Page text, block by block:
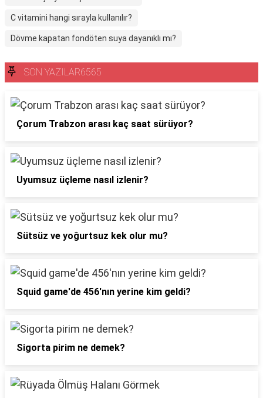
C vitamini hangi sırayla kullanılır?
Dövme kapatan fondöten suya dayanıklı mı?
SON YAZILAR6565
Çorum Trabzon arası kaç saat sürüyor?
Uyumsuz üçleme nasıl izlenir?
Sütsüz ve yoğurtsuz kek olur mu?
Squid game'de 456'nın yerine kim geldi?
Sigorta pirim ne demek?